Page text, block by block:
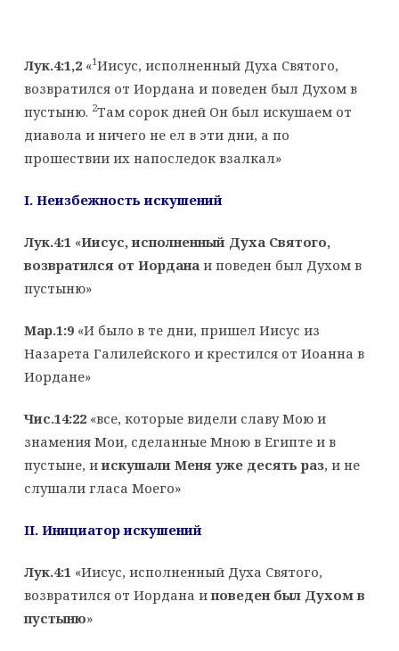
Лук.4:1,2«1Иисус, исполненный Духа Святого,
возвратился от Иордана и поведен был Духом в
пустыню. 2Там сорок дней Он был искушаем от
диавола и ничего не ел в эти дни, а по
прошествии их напоследок взалкал»
I. Неизбежность искушений
Лук.4:1 «Иисус, исполненный Духа Святого,
возвратился от Иордана и поведен был Духом в
пустыню»
Мар.1:9«И было в те дни, пришел Иисус из
Назарета Галилейского и крестился от Иоанна в
Иордане»
Чис.14:22«все, которые видели славу Мою и
знамения Мои, сделанные Мною в Египте и в
пустыне, иискушали Меня уже десять раз, и не
слушали гласа Моего»
II. Инициатор искушений
Лук.4:1 «Иисус, исполненный Духа Святого,
возвратился от Иордана иповеден был Духом в
пустыню»